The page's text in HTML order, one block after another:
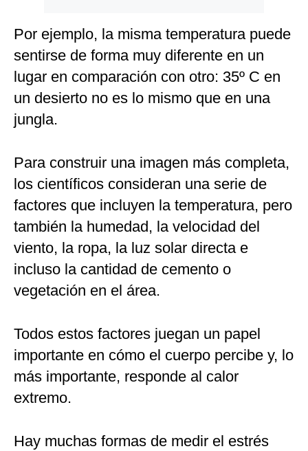
Por ejemplo, la misma temperatura puede
sentirse de forma muy diferente en un
lugar en comparación con otro: 35º C en
un desierto no es lo mismo que en una
jungla.
Para construir una imagen más completa,
los científicos consideran una serie de
factores que incluyen la temperatura, pero
también la humedad, la velocidad del
viento, la ropa, la luz solar directa e
incluso la cantidad de cemento o
vegetación en el área.
Todos estos factores juegan un papel
importante en cómo el cuerpo percibe y, lo
más importante, responde al calor
extremo.
Hay muchas formas de medir el estrés